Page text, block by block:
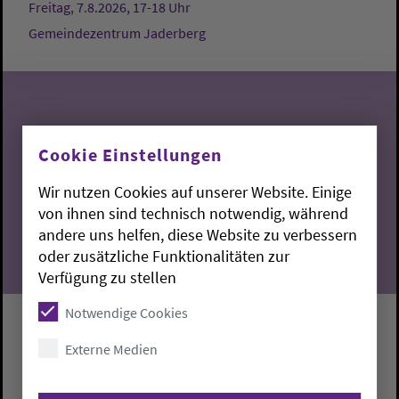
Freitag, 7.8.2026, 17-18 Uhr
Gemeindezentrum Jaderberg
07
08.2026
Cookie Einstellungen
Wir nutzen Cookies auf unserer Website. Einige
von ihnen sind technisch notwendig, während
andere uns helfen, diese Website zu verbessern
oder zusätzliche Funktionalitäten zur
Verfügung zu stellen
Notwendige Cookies
Externe Medien